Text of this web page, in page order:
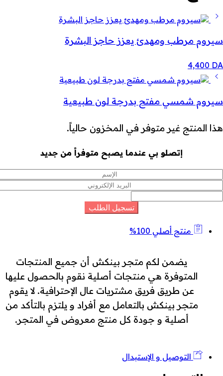
سيروم مرطب ومهدئ يعزز حاجز البشرة
4,400 DA
سيروم شمسي مفتح بدرجة لون طبيعية
هذا المنتج غير متوفر في المخزون حالياً.
إتصلو بي عندما يصبح متوفراً من جديد
منتج أصلي 100%
يضمن لكم متجر بينكش أن جميع المنتجات
المتوفرة هي منتجات أصلية نقوم بالحصول عليها
عن طريق فريق مشتريات عال الإحترافية. لا يقوم
متجر بينكش بالتعامل مع أفراد و يلتزم بالتأكد من
أصلية و جودة كل منتج معروض في المتجر.
التوصيل و الإستبدال